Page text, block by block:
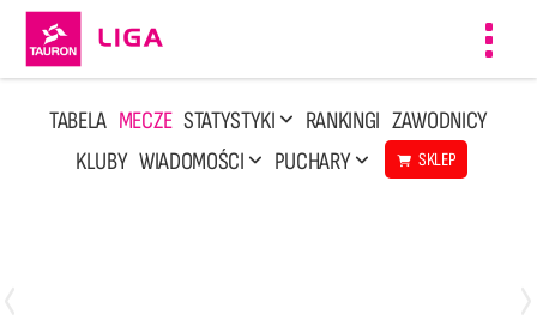
TABELA MECZE STATYSTYKI RANKINGI ZAWODNICY
KLUBY WIADOMOŚCI PUCHARY SKLEP